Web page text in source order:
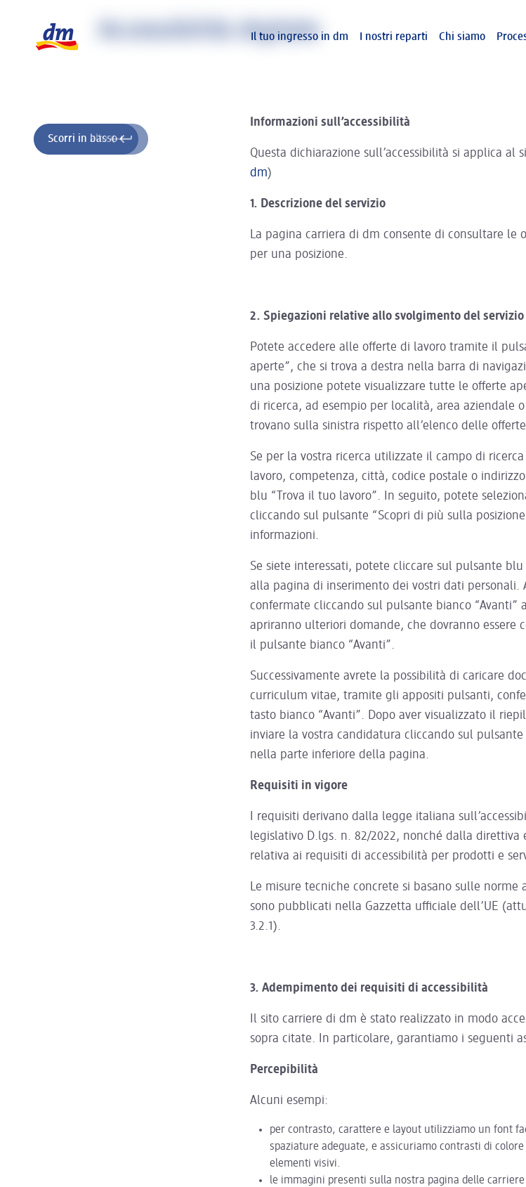
Scorri in alto
Scorri in basso
Il tuo ingresso in dm
I nostri reparti Chi siamo
Accessibilità digitale
Informazioni sull’accessibilità
Questa dichiarazione sull’accessibilità si applica al
dm)
1. Descrizione del servizio
La pagina carriera di dm consente di consultare le
per una posizione.
2. Spiegazioni relative allo svolgimento del servizio
Potete accedere alle offerte di lavoro tramite il
aperte”, che si trova a destra nella barra di
una posizione potete visualizzare tutte le offerte
di ricerca, ad esempio per località, area aziendale
trovano sulla sinistra rispetto all’elenco delle
Se per la vostra ricerca utilizzate il campo di
lavoro, competenza, città, codice postale o
blu “Trova il tuo lavoro”. In seguito, potete
cliccando sul pulsante “Scopri di più sulla
informazioni.
Se siete interessati, potete cliccare sul pulsante
alla pagina di inserimento dei vostri dati personali.
confermate cliccando sul pulsante bianco “Avanti”
apriranno ulteriori domande, che dovranno essere
il pulsante bianco “Avanti”.
Successivamente avrete la possibilità di caricare
curriculum vitae, tramite gli appositi pulsanti,
tasto bianco “Avanti”. Dopo aver visualizzato il
inviare la vostra candidatura cliccando sul
nella parte inferiore della pagina.
Requisiti in vigore
I requisiti derivano dalla legge italiana
legislativo D.lgs. n. 82/2022, nonché dalla direttiva
relativa ai requisiti di accessibilità per prodotti e
Le misure tecniche concrete si basano sulle
sono pubblicati nella Gazzetta ufficiale dell’UE
3.2.1).
3. Adempimento dei requisiti di accessibilità
Il sito carriere di dm è stato realizzato in modo
sopra citate. In particolare, garantiamo i seguenti
Percepibilità
Alcuni esempi:
per contrasto, carattere e layout utilizziamo un font
spaziature adeguate, e assicuriamo contrasti di
elementi visivi.
le immagini presenti sulla nostra pagina delle